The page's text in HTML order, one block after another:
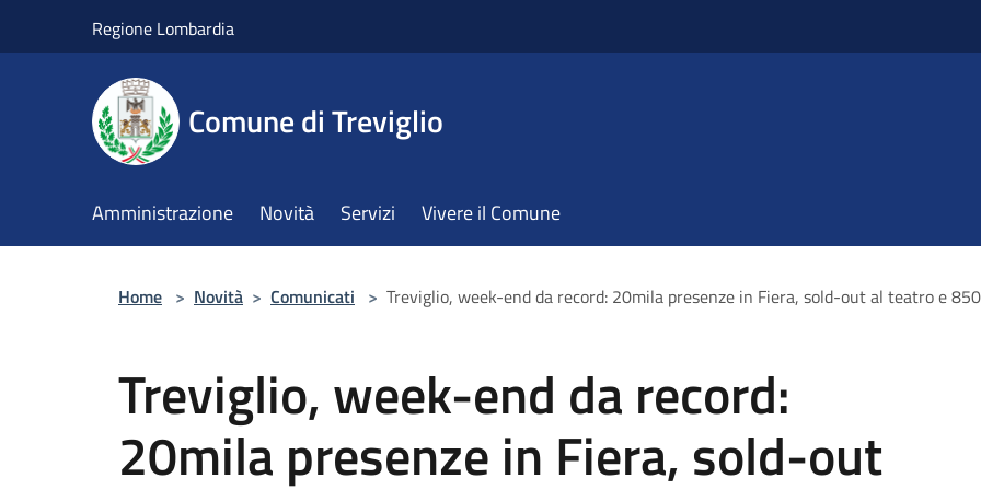
Regione Lombardia
Comune di Treviglio
Amministrazione Novità Servizi Vivere il Comune
Home > Novità > Comunicati > Treviglio, week-end da record: 20mila presenze in Fiera, sold-out al teatro e
Treviglio, week-end da record:
20mila presenze in Fiera, sold-out